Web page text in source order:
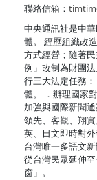
聯絡信箱：
中央通訊社是中
體。 經歷組織改
方式經營；隨著
例」改制為財團
行三大法定任務
體。 ．辦理國家
加強與國際新聞
領先、客觀、翔
英、日文即時對
台灣唯一多語文
從台灣民眾延伸
窗」。